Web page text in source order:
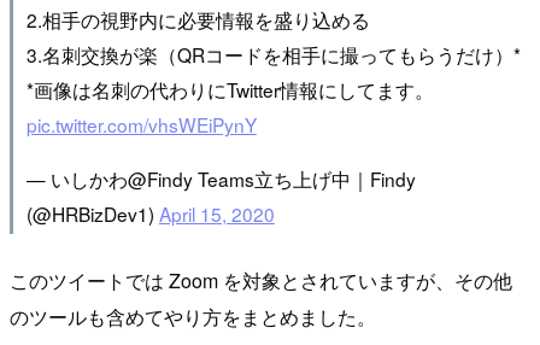
2.相手の視野内に必要情報を盛り込める
3.名刺交換が楽（QRコードを相手に撮ってもらうだけ）*
*画像は名刺の代わりにTwitter情報にしてます。
pic.twitter.com/vhsWEiPynY
— いしかわ@Findy Teams立ち上げ中｜Findy
(@HRBizDev1) April 15, 2020
このツイートでは Zoom を対象とされていますが、その他
のツールも含めてやり方をまとめました。